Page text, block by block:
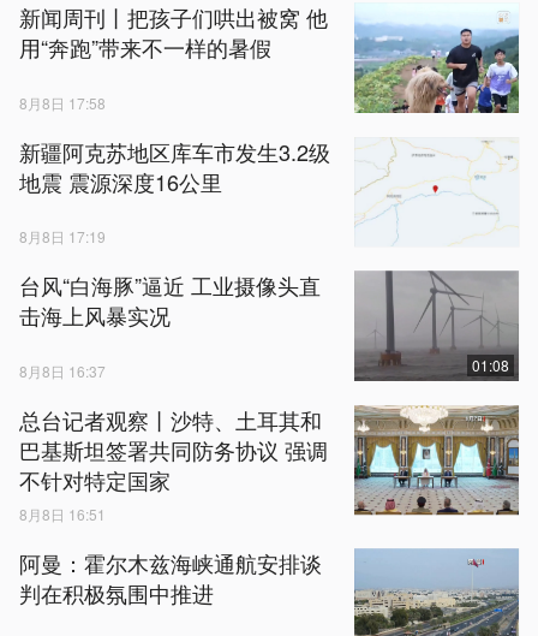
新闻周刊丨把孩子们哄出被窝 他
用“奔跑”带来不一样的暑假
8月8日 17:58
新疆阿克苏地区库车市发生3.2级
地震 震源深度16公里
8月8日 17:19
台风“白海豚”逼近 工业摄像头直
击海上风暴实况
8月8日 16:37 01:08
总台记者观察丨沙特、土耳其和
巴基斯坦签署共同防务协议 强调
不针对特定国家
8月8日 16:51
阿曼：霍尔木兹海峡通航安排谈
判在积极氛围中推进